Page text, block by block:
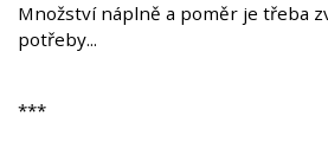
Množství náplně a poměr je třeba
potřeby...
***